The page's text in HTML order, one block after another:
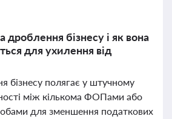
бізнесу і як вона
для ухилення від
бізнесу полягає у штучному
між кількома ФОПами або
для зменшення податкових